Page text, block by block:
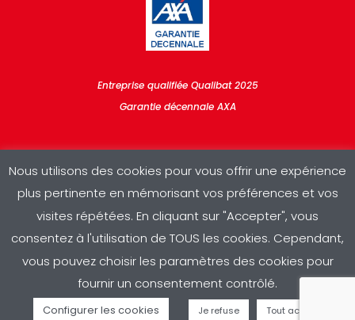
Entreprise qualifiée Qualibat 2025
Garantie décennale AXA
Copyright © 2025 RDV Sud | Conception & réalisation :A3 |
Mentions légales|Politique de confidentialité
Nous utilisons des cookies pour vous offrir une expérience
plus pertinente en mémorisant vos préférences et vos
visites répétées. En cliquant sur "Accepter", vous
consentez à l'utilisation de TOUS les cookies. Cependant,
vous pouvez choisir les paramètres des cookies pour
fournir un consentement contrôlé.
Configurer les cookies Je refuse Tout accepter